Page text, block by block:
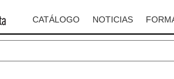
CATÁLOGO NOTICIAS